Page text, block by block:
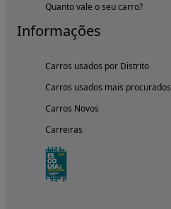
Quanto vale o seu carro?
Informações
Carros usados por Distrito
Carros usados mais procurados
Carros Novos
Carreiras